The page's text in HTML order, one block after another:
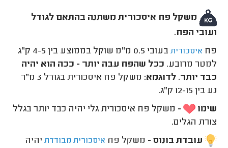
משקל פח איסכורית משתנה בהתאם לגודל
ועובי הפח.
פח איסכורית
בעובי 0.5 מ"מ שוקל בממוצע בין 4-5 ק"ג
למטר מרובע. ככל שהפח עבה יותר - ככה הוא יהיה
כבד יותר. לדוגמא:
משקל פח איסכורית בגודל 3 מ"ר
נע בין 12-15 ק"ג.
שימו
- משקל פח איסכורית גלי יהיה כבד יותר בגלל
צורת הגלים.
עובדת בונוס - משקל פח איסכורית מבודדת יהיה